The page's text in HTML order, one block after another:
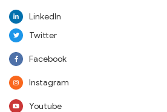
LinkedIn
Twitter
Facebook
Instagram
Youtube